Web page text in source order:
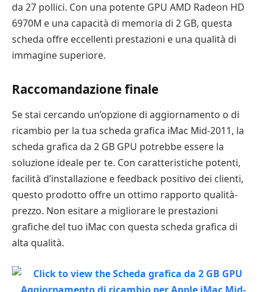
da 27 pollici. Con una potente GPU AMD Radeon HD
6970M e una capacità di memoria di 2 GB, questa
scheda offre eccellenti prestazioni e una qualità di
immagine superiore.
Raccomandazione finale
Se stai cercando un’opzione di aggiornamento o di
ricambio per la tua scheda grafica iMac Mid-2011, la
scheda grafica da 2 GB GPU potrebbe essere la
soluzione ideale per te. Con caratteristiche potenti,
facilità d’installazione e feedback positivo dei clienti,
questo prodotto offre un ottimo rapporto qualità-
prezzo. Non esitare a migliorare le prestazioni
grafiche del tuo iMac con questa scheda grafica di
alta qualità.